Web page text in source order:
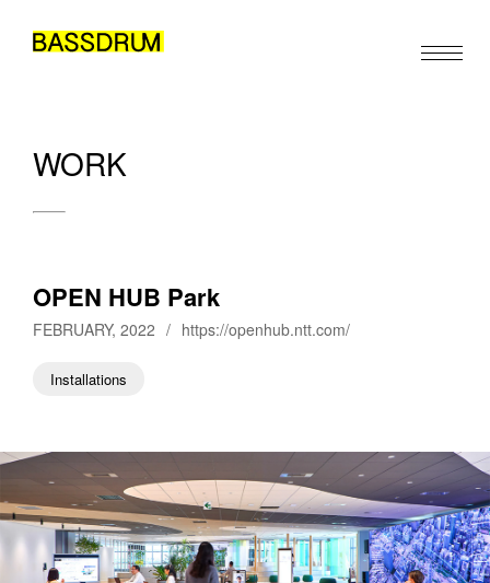
ABOUT
MEMBERS
NEWS/EVENTS
CONTACT
JA / EN ZH
WORK
OPEN HUB Park
FEBRUARY, 2022 / https://openhub.ntt.com/
Installations